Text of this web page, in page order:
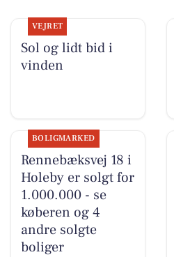
VEJRET
Sol og lidt bid i
vinden
BOLIGMARKED
Rennebæksvej 18 i
Holeby er solgt for
1.000.000 - se
køberen og 4
andre solgte
boliger